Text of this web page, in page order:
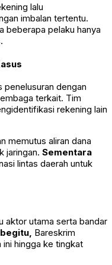
lalu
imbalan tertentu.
beberapa pelaku hanya
penelusuran dengan
terkait. Tim
rekening lain
memutus aliran dana
jaringan. Sementara
lintas daerah untuk
aktor utama serta bandar
Bareskrim
hingga ke tingkat